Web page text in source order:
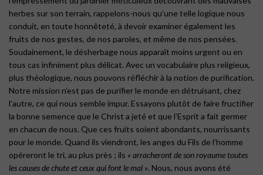
herbes sur son terrain, rappelons-nous qu’une telle logique nous
conduit, en toute honnêteté, à devoir examiner également les
fruits de nos gestes, de nos paroles, et même de nos pensées.
Soudainement, le désherbage nous apparaît moins urgent ou en
tous cas infiniment plus délicat. Avec un vocabulaire plus religieux,
plus théologique, nous pouvons réfléchir à la notion de purification.
Notre mission n’est pas de purifier le monde en détruisant, chez
l’autre, ce qui nous semble impur. Essayons plutôt de faire fructifier
la bonne semence que le Christ a jeté et que l’Esprit a fait germer
en chacun de nous. Que ces fruits soient abondants, nourrissants
pour le monde. Quand ils viendront, les anges du Fils de l’homme
opéreront le tri, au plus près ; ils « arracheront de son royaume toutes
les causes de chute et ceux qui font le mal ». Nous, nous avons été